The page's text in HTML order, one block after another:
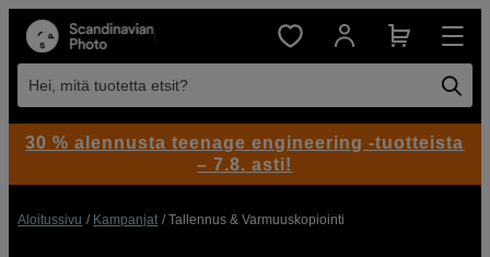
Hei, mitä tuotetta etsit?
Aloitussivu Kampanjat Tallennus & Varmuuskopiointi
30 % alennusta teenage engineering -tuotteista
– 7.8. asti!